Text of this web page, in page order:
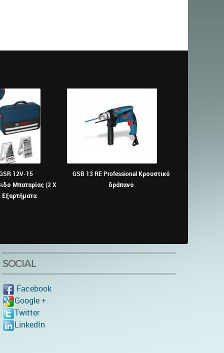
12V-15
Μπαταρίας (2 X
Εξαρτήματα
GSB 13 RE Professional Κρουστικό
δράπανο
SOCIAL
Facebook
Google +
Twitter
LinkedIn